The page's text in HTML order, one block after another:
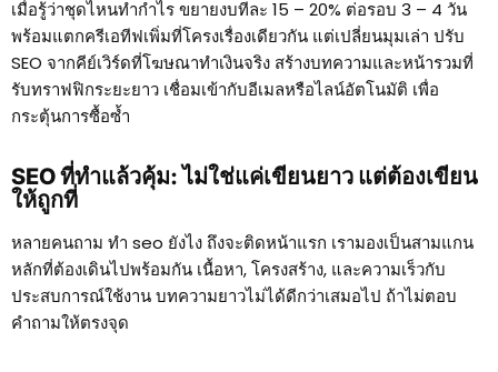
เมื่อรู้ว่าชุดไหนทำกำไร ขยายงบทีละ 15 – 20% ต่อรอบ 3 – 4 วัน
พร้อมแตกครีเอทีฟเพิ่มที่โครงเรื่องเดียวกัน แต่เปลี่ยนมุมเล่า ปรับ
SEO จากคีย์เวิร์ดที่โฆษณาทำเงินจริง สร้างบทความและหน้ารวมที่
รับทราฟฟิกระยะยาว เชื่อมเข้ากับอีเมลหรือไลน์อัตโนมัติ เพื่อ
กระตุ้นการซื้อซ้ำ
SEO ที่ทำแล้วคุ้ม: ไม่ใช่แค่เขียนยาว แต่ต้องเขียน
ให้ถูกที่
หลายคนถาม ทํา seo ยังไง ถึงจะติดหน้าแรก เรามองเป็นสามแกน
หลักที่ต้องเดินไปพร้อมกัน เนื้อหา, โครงสร้าง, และความเร็วกับ
ประสบการณ์ใช้งาน บทความยาวไม่ได้ดีกว่าเสมอไป ถ้าไม่ตอบ
คำถามให้ตรงจุด